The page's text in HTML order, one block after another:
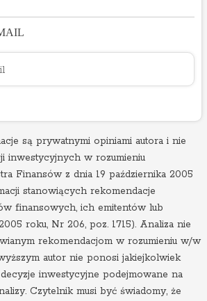
są prywatnymi opiniami autora i nie
inwestycyjnych w rozumieniu
Finansów z dnia 19 października 2005
stanowiących rekomendacje
finansowych, ich emitentów lub
roku, Nr 206, poz. 1715). Analiza nie
rekomendacjom w rozumieniu w/w
autor nie ponosi jakiejkolwiek
inwestycyjne podejmowane na
Czytelnik musi być świadomy, że